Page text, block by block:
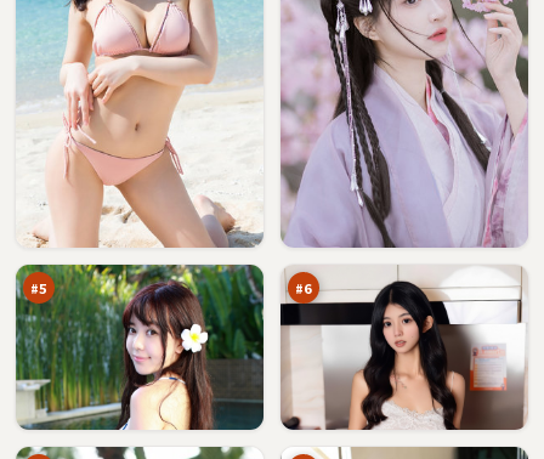
#5
边
界万
#6
绝
生
记
万
暮
色
信
号
塔
95
万
案万